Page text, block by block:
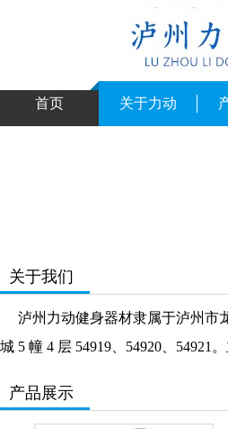
首页 关于力动
关于我们
泸州力动健身器材隶属于泸州市
城 5 幢 4 层 54919、54920、
产品展示